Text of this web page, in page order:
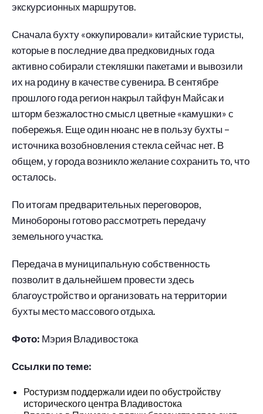
экскурсионных маршрутов.
Сначала бухту «оккупировали» китайские туристы,
которые в последние два предковидных года
активно собирали стекляшки пакетами и вывозили
их на родину в качестве сувенира. В сентябре
прошлого года регион накрыл тайфун Майсак и
шторм безжалостно смысл цветные «камушки» с
побережья. Еще один нюанс не в пользу бухты –
источника возобновления стекла сейчас нет. В
общем, у города возникло желание сохранить то, что
осталось.
По итогам предварительных переговоров,
Минобороны готово рассмотреть передачу
земельного участка.
Передача в муниципальную собственность
позволит в дальнейшем провести здесь
благоустройство и организовать на территории
бухты место массового отдыха.
Фото: Мэрия Владивостока
Ссылки по теме:
Ростуризм поддержали идеи по обустройству
исторического центра Владивостока